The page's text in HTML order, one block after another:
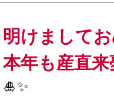
明けまして
本年も産直
🎍✨